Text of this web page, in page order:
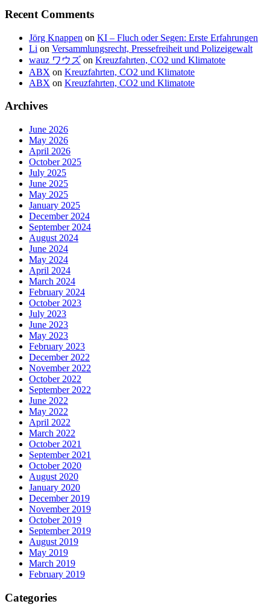
Recent Comments
Jörg Knappen on KI – Fluch oder Segen: Erste Erfahrungen
Li on Versammlungsrecht, Pressefreiheit und Polizeigewalt
wauz ワウズ on Kreuzfahrten, CO2 und Klimatote
ABX on Kreuzfahrten, CO2 und Klimatote
ABX on Kreuzfahrten, CO2 und Klimatote
Archives
June 2026
May 2026
April 2026
October 2025
July 2025
June 2025
May 2025
January 2025
December 2024
September 2024
August 2024
June 2024
May 2024
April 2024
March 2024
February 2024
October 2023
July 2023
June 2023
May 2023
February 2023
December 2022
November 2022
October 2022
September 2022
June 2022
May 2022
April 2022
March 2022
October 2021
September 2021
October 2020
August 2020
January 2020
December 2019
November 2019
October 2019
September 2019
August 2019
May 2019
March 2019
February 2019
Categories